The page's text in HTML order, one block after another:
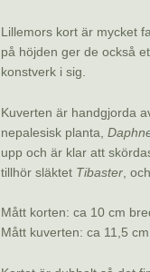
Lillemors kort är mycket
på höjden ger de också
konstverk i sig.
Kuverten är handgjorda
nepalesisk planta,
upp och är klar att
tillhör släktet Tibaster,
Mått korten: ca 10 cm
Mått kuverten: ca 11,5